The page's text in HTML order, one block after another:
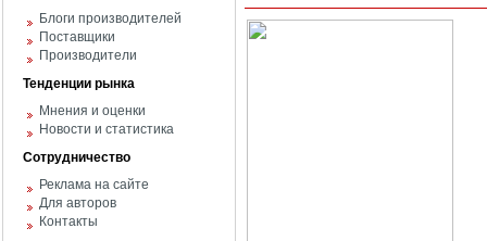
Блоги производителей
Поставщики
Производители
Тенденции рынка
Мнения и оценки
Новости и статистика
Сотрудничество
Реклама на сайте
Для авторов
Контакты